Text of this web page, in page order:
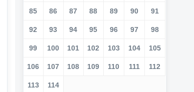
85 86 87 88 89 90 91
92 93 94 95 96 97 98
99 100 101 102 103 104 105
106 107 108 109 110 111 112
113 114